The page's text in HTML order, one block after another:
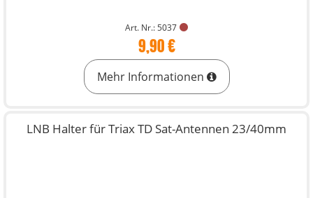
Art. Nr.: 5037
9,90 €
Mehr Informationen
LNB Halter für Triax TD Sat-Antennen 23/40mm